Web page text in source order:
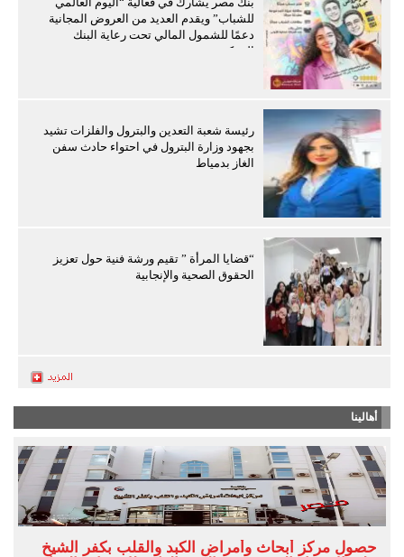
للشباب” ويقدم العديد من العروض المجانية
دعمًا للشمول المالي تحت رعاية البنك
المركزي
رئيسة شعبة التعدين والبترول والفلزات تشيد
بجهود وزارة البترول في احتواء حادث سفن
الغاز بدمياط
“قضايا المرأة ” تقيم ورشة فنية حول تعزيز
الحقوق الصحية والإنجابية
أهالينا
حصول مركز أبحاث وأمراض الكبد والقلب بكفر الشيخ